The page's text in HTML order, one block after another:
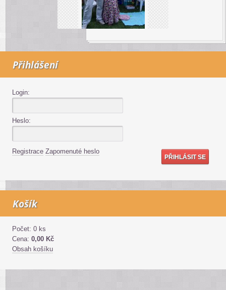
Přihlášení
Login:
Heslo:
Registrace Zapomenuté heslo
Košík
Počet: 0 ks
Cena: 0,00 Kč
Obsah košíku